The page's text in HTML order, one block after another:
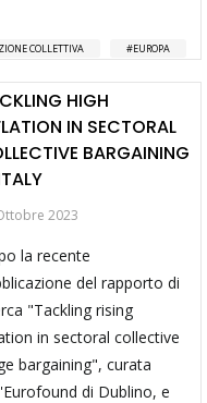
COLLETTIVA EUROPA
HIGH
IN SECTORAL
BARGAINING
2023
la recente
del rapporto di
"Tackling rising
in sectoral collective
bargaining", curata
di Dublino, e